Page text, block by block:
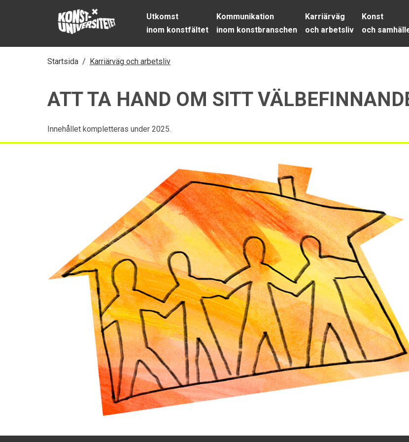
Utkomst
inom konstfältet
Kommunikation
inom konstbranschen
Karriärväg
och arbetsliv
Konst
och
Startsida / Karriärväg och arbetsliv
ATT TA HAND OM SITT
Innehållet kompletteras under 2025.